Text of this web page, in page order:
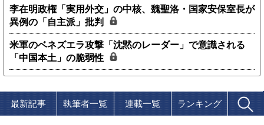
李在明政権「実用外交」の中核、魏聖洛・国家安保室長が
異例の「自主派」批判
米軍のベネズエラ攻撃「沈黙のレーダー」で意識される
「中国本土」の脆弱性
最新記事 執筆者一覧 連載一覧 ランキング